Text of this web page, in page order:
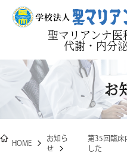
聖マリアンナ
代謝・内分
お
HOME
お知ら
せ
第35回臨床
した